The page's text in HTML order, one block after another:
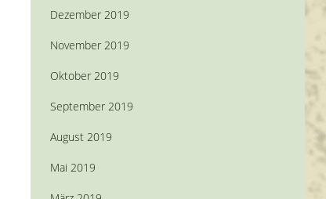
Dezember 2019
November 2019
Oktober 2019
September 2019
August 2019
Mai 2019